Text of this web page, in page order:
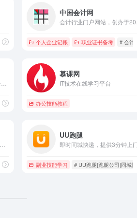
计bbs # 会计交友
中国会计网
个人企业记账 职业证书备考 # 会计
# 知识付费平台
慕课网
IT技术在线学习平台
办公技能教程
职
UU跑腿
副业技能学习 # UU跑腿|跑腿公司|同城